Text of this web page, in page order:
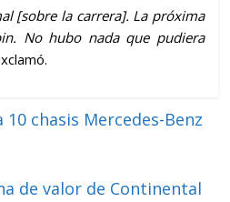
[sobre la carrera]. La próxima
No hubo nada que pudiera
chasis Mercedes-Benz
de valor de Continental